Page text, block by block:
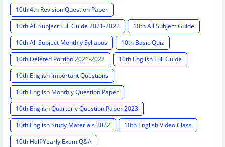
10th 4th Revision Question Paper
10th All Subject Full Guide 2021-2022
10th All Subject Guide
10th All Subject Monthly Syllabus
10th Basic Quiz
10th Deleted Portion 2021-2022
10th English Full Guide
10th English Important Questions
10th English Monthly Question Paper
10th English Quarterly Question Paper 2023
10th English Study Materials 2022
10th English Video Class
10th Half Yearly Exam Q&A